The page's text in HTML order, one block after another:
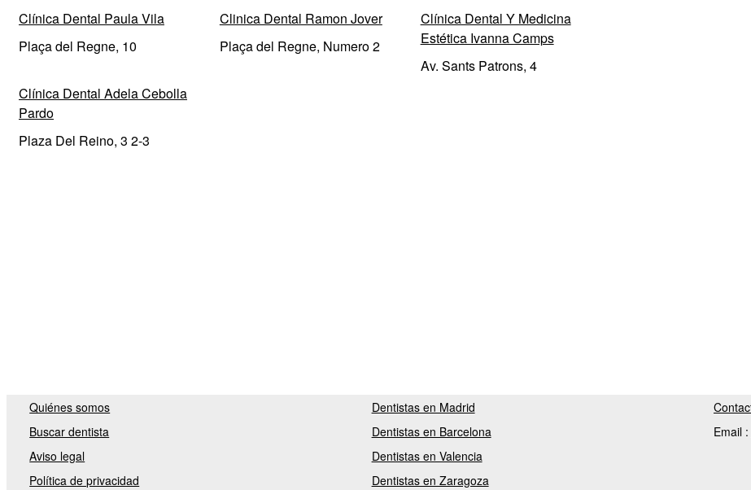
Clínica Dental Paula Vila
Plaça del Regne, 10
Clinica Dental Ramon Jover
Plaça del Regne, Numero 2
Clínica Dental Y Medicina
Estética Ivanna Camps
Av. Sants Patrons, 4
Clínica Dental Adela Cebolla
Pardo
Plaza Del Reino, 3 2-3
Quiénes somos
Buscar dentista
Aviso legal
Política de privacidad
Dentistas en Madrid
Dentistas en Barcelona
Dentistas en Valencia
Dentistas en Zaragoza
Email :